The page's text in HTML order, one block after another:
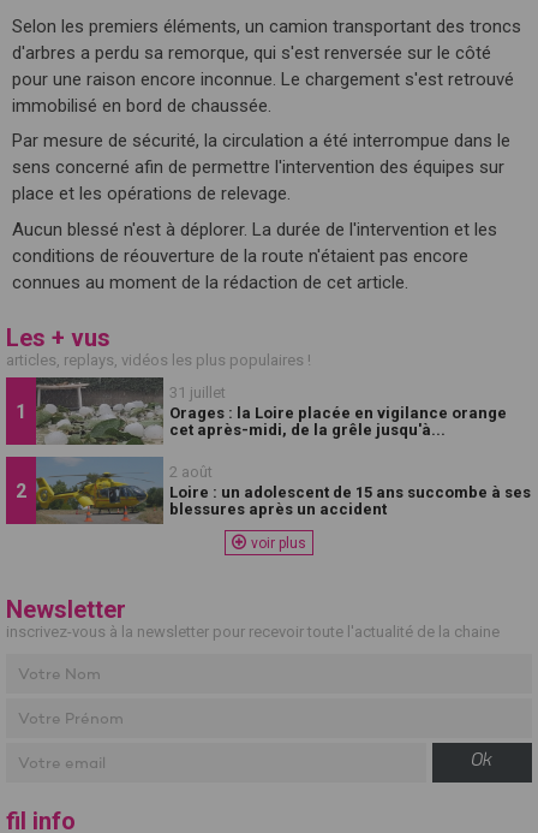
Selon les premiers éléments, un camion transportant des troncs
d'arbres a perdu sa remorque, qui s'est renversée sur le côté
pour une raison encore inconnue. Le chargement s'est retrouvé
immobilisé en bord de chaussée.
Par mesure de sécurité, la circulation a été interrompue dans le
sens concerné afin de permettre l'intervention des équipes sur
place et les opérations de relevage.
Aucun blessé n'est à déplorer. La durée de l'intervention et les
conditions de réouverture de la route n'étaient pas encore
connues au moment de la rédaction de cet article.
Les + vus
articles, replays, vidéos les plus populaires !
31 juillet
Orages : la Loire placée en vigilance orange
cet après-midi, de la grêle jusqu'à...
2 août
Loire : un adolescent de 15 ans succombe à ses
blessures après un accident
voir plus
Newsletter
inscrivez-vous à la newsletter pour recevoir toute l'actualité de la chaine
Ok
fil info